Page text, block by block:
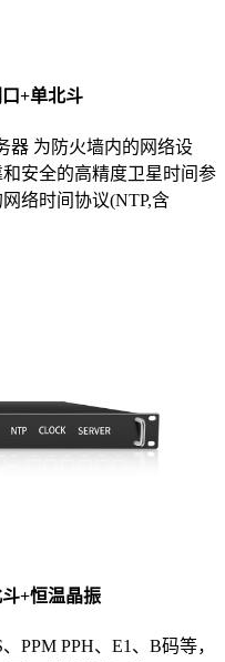
+单北斗
器 为防火墙内的网络设
安全的高精度卫星时间参
络时间协议(NTP,含
+恒温晶振
PPM PPH、E1、B码等，